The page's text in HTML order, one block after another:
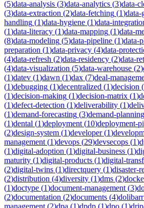
(5)data-analysis (3)data-analytics (3)data-
(3)data-extraction (2)data-fetching (1)data-
handling (1)data-hygiene (1)data-
(1)data-literacy (1)data-mapping (1)data-
(8)data-modeling (5)data-pipeline (1)data-
preparation (1)data-privacy (4)data-
(4)data-refresh (2)data-residency (2)data-
(4)data-visualization (5)data-warehouse (2)
(1)datev (1)dawn (1)dax (7)deal-
(1)debugging (1)decentralized (1)decision (
(1)decision-making (1)decision-matrix (1)
(1)defect-detection (1)deliverability (1)
(1)demand-forecasting (3)demand-planning
(1)dental (1)deployment (10)deployment-
(2)design-system (1)developer(1)
management (1)devops (29)devsecops (1)
(1)digital-adoption (1)digital-business (1)
maturity (1)digital-products (1)digital-
(2)digital-twins (1)directquery (1)disaster-
(2)distribution (4)diversity (1)dms (2)
(1)doctype (1)document-management (3)
(2)documentation (2)documents (4)dolibarr
management (2)dpa (1)dpdp (1)dpo (1)